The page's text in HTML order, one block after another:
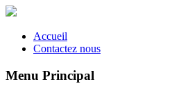
Accueil
Contactez nous
Menu Principal